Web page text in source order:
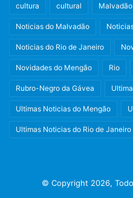
cultura cultural Malvadão
Noticias do Malvadão
Noticias do Rio de Janeiro
Novidades do Mengão Rio
Rubro-Negro da Gávea
Ultimas Noticias do Mengão
Ultimas Noticias do Rio de Janeiro
© Copyright 2026,